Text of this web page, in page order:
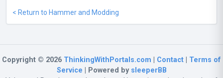
< Return to Hammer and Modding
Copyright © 2026 ThinkingWithPortals.com Contact
Terms of
Service | Powered by sleeperBB